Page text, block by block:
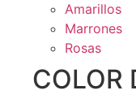
Amarillos
Marrones
Rosas
COLOR